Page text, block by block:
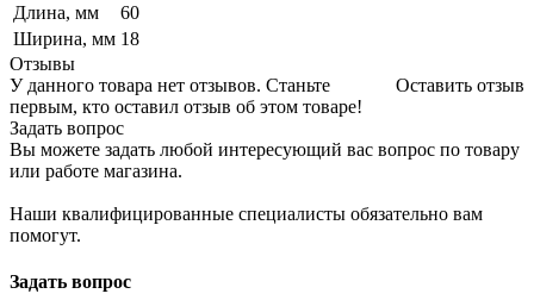
Длина, мм
60
Ширина, мм 18
Отзывы
Оставить отзыв
У данного товара нет отзывов. Станьте
первым, кто оставил отзыв об этом товаре!
Задать вопрос
Вы можете задать любой интересующий вас вопрос по товару
или работе магазина.
Наши квалифицированные специалисты обязательно вам
помогут.
Задать вопрос